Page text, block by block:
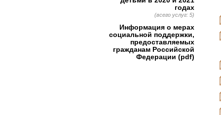
годах
(всего услуг: 5)
Информация о мерах
социальной поддержки,
предоставляемых
гражданам Российской
Федерации (pdf)